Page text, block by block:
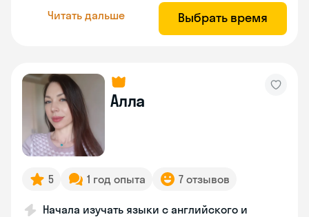
Читать дальше Выбрать время
Алла
5 1 год опыта 7 отзывов
Начала изучать языки с английского и